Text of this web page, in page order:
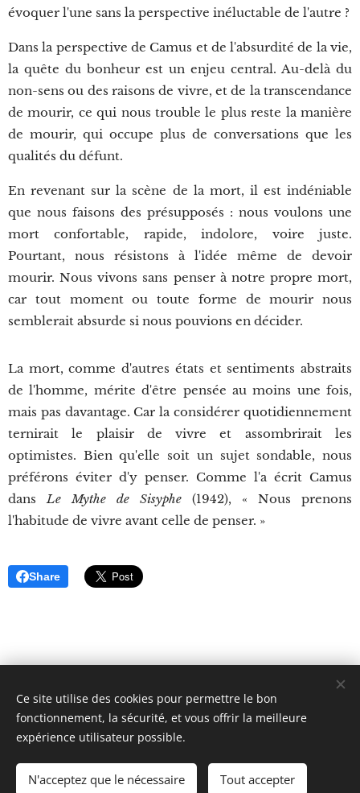
évoquer l'une sans la perspective inéluctable de l'autre ?
Dans la perspective de Camus et de l'absurdité de la vie,
la quête du bonheur est un enjeu central. Au-delà du
non-sens ou des raisons de vivre, et de la transcendance
de mourir, ce qui nous trouble le plus reste la manière
de mourir, qui occupe plus de conversations que les
qualités du défunt.
En revenant sur la scène de la mort, il est indéniable
que nous faisons des présupposés : nous voulons une
mort confortable, rapide, indolore, voire juste.
Pourtant, nous résistons à l'idée même de devoir
mourir. Nous vivons sans penser à notre propre mort,
car tout moment ou toute forme de mourir nous
semblerait absurde si nous pouvions en décider.
La mort, comme d'autres états et sentiments abstraits
de l'homme, mérite d'être pensée au moins une fois,
mais pas davantage. Car la considérer quotidiennement
ternirait le plaisir de vivre et assombrirait les
optimistes. Bien qu'elle soit un sujet sondable, nous
préférons éviter d'y penser. Comme l'a écrit Camus
dansLe Mythe de Sisyphe (1942), « Nous prenons
l'habitude de vivre avant celle de penser. »
Share
BLOOMTIME
9 RUE HUYSMANS, 75006 PARIS
+33 (01) 40 54 13 90
Cookies
Ce site utilise des cookies pour permettre le bon
fonctionnement, la sécurité, et vous offrir la meilleure
expérience utilisateur possible.
N'acceptez que le nécessaire Tout accepter